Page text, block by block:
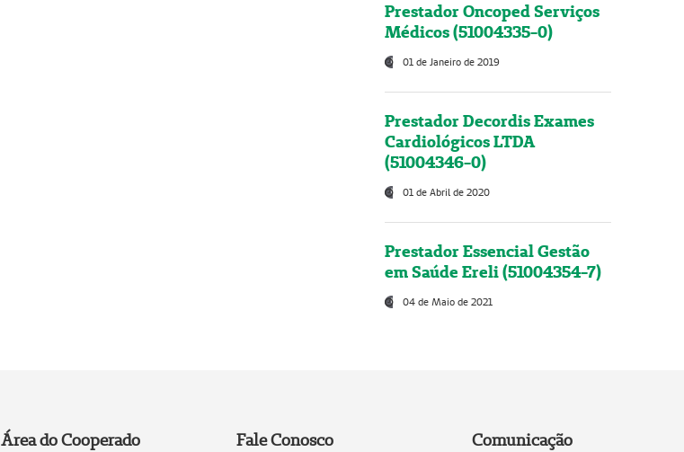
Prestador Oncoped Serviços
Médicos (51004335-0)
01 de Janeiro de 2019
Prestador Decordis Exames
Cardiológicos LTDA
(51004346-0)
01 de Abril de 2020
Prestador Essencial Gestão
em Saúde Ereli (51004354-7)
04 de Maio de 2021
Área do Cooperado Fale Conosco Comunicação